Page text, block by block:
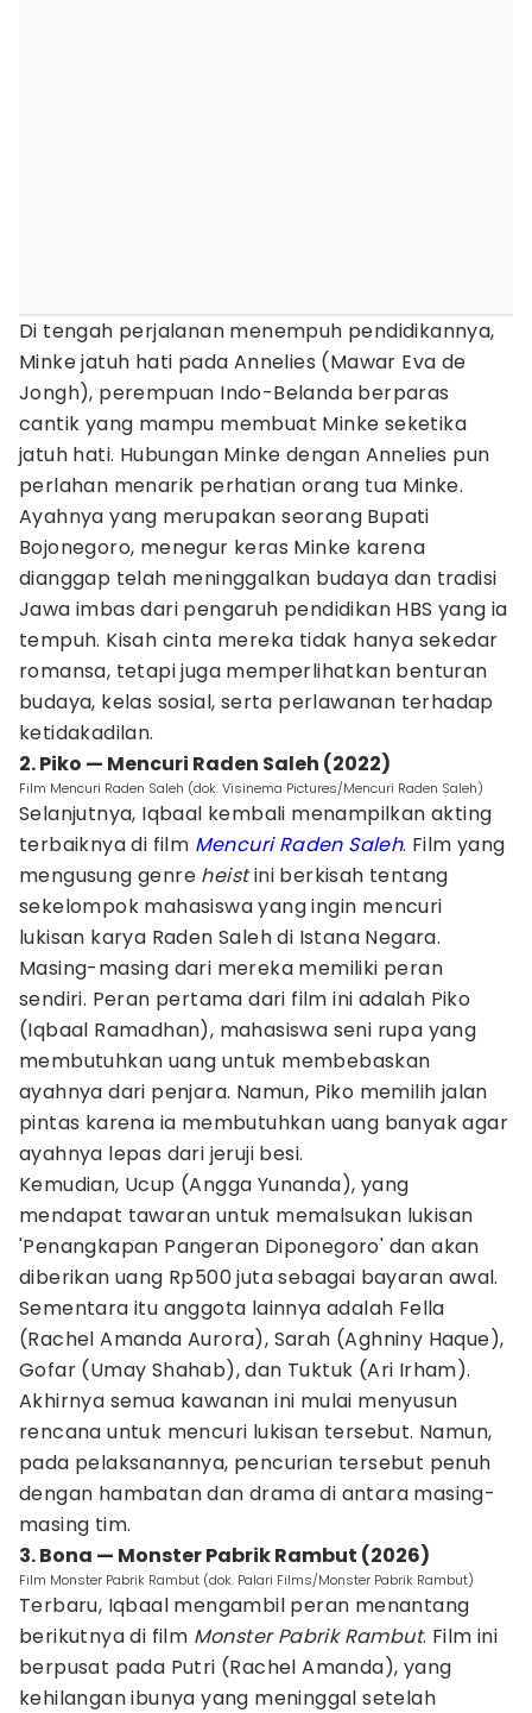
Di tengah perjalanan menempuh pendidikannya,
Minke jatuh hati pada Annelies (Mawar Eva de
Jongh), perempuan Indo-Belanda berparas
cantik yang mampu membuat Minke seketika
jatuh hati. Hubungan Minke dengan Annelies pun
perlahan menarik perhatian orang tua Minke.
Ayahnya yang merupakan seorang Bupati
Bojonegoro, menegur keras Minke karena
dianggap telah meninggalkan budaya dan tradisi
Jawa imbas dari pengaruh pendidikan HBS yang ia
tempuh. Kisah cinta mereka tidak hanya sekedar
romansa, tetapi juga memperlihatkan benturan
budaya, kelas sosial, serta perlawanan terhadap
ketidakadilan.
2. Piko — Mencuri Raden Saleh (2022)
Film Mencuri Raden Saleh (dok. Visinema Pictures/Mencuri Raden Saleh)
Selanjutnya, Iqbaal kembali menampilkan akting
terbaiknya di film Mencuri Raden Saleh. Film yang
mengusung genre heistini berkisah tentang
sekelompok mahasiswa yang ingin mencuri
lukisan karya Raden Saleh di Istana Negara.
Masing-masing dari mereka memiliki peran
sendiri. Peran pertama dari film ini adalah Piko
(Iqbaal Ramadhan), mahasiswa seni rupa yang
membutuhkan uang untuk membebaskan
ayahnya dari penjara. Namun, Piko memilih jalan
pintas karena ia membutuhkan uang banyak agar
ayahnya lepas dari jeruji besi.
Kemudian, Ucup (Angga Yunanda), yang
mendapat tawaran untuk memalsukan lukisan
'Penangkapan Pangeran Diponegoro' dan akan
diberikan uang Rp500 juta sebagai bayaran awal.
Sementara itu anggota lainnya adalah Fella
(Rachel Amanda Aurora), Sarah (Aghniny Haque),
Gofar (Umay Shahab), dan Tuktuk (Ari Irham).
Akhirnya semua kawanan ini mulai menyusun
rencana untuk mencuri lukisan tersebut. Namun,
pada pelaksanannya, pencurian tersebut penuh
dengan hambatan dan drama di antara masing-
masing tim.
3. Bona — Monster Pabrik Rambut (2026)
Film Monster Pabrik Rambut (dok. Palari Films/Monster Pabrik Rambut)
Terbaru, Iqbaal mengambil peran menantang
berikutnya di film Monster Pabrik Rambut. Film ini
berpusat pada Putri (Rachel Amanda), yang
kehilangan ibunya yang meninggal setelah